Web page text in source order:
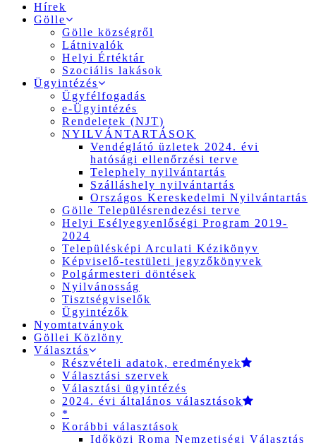
Hírek
Gölle
Gölle községről
Látnivalók
Helyi Értéktár
Szociális lakások
Ügyintézés
Ügyfélfogadás
e-Ügyintézés
Rendeletek (NJT)
NYILVÁNTARTÁSOK
Vendéglátó üzletek 2024. évi
hatósági ellenőrzési terve
Telephely nyilvántartás
Szálláshely nyilvántartás
Országos Kereskedelmi Nyilvántartás
Gölle Településrendezési terve
Helyi Esélyegyenlőségi Program 2019-
2024
Településképi Arculati Kézikönyv
Képviselő-testületi jegyzőkönyvek
Polgármesteri döntések
Nyilvánosság
Tisztségviselők
Ügyintézők
Nyomtatványok
Göllei Közlöny
Választás
Részvételi adatok, eredmények
Választási szervek
Választási ügyintézés
2024. évi általános választások
*
Korábbi választások
Időközi Roma Nemzetiségi Választás